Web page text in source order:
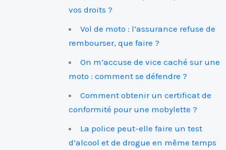
vos droits ?
Vol de moto : l’assurance refuse de
rembourser, que faire ?
On m’accuse de vice caché sur une
moto : comment se défendre ?
Comment obtenir un certificat de
conformité pour une mobylette ?
La police peut-elle faire un test
d’alcool et de drogue en même temps